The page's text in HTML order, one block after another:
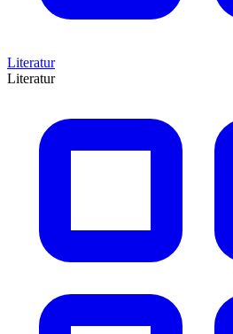
Literatur
Literatur